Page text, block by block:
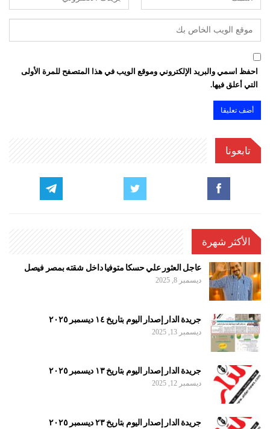
احفظ اسمي والبريد الإلكتروني وموقع الويب في هذا المتصفح للمرة الأولى
التي أعلق فيها.
تابعونا
الأكثر شهرة
عاجل العثور علي حسكا متوفيا داخل شقته بمصر فيصل
ديسمبر 8, 2025
جريدة الدار إصدار اليوم بتاريخ ١٤ ديسمبر ٢٠٢٥
ديسمبر 13, 2025
جريدة الدار إصدار اليوم بتاريخ ١٣ ديسمبر ٢٠٢٥
ديسمبر 12, 2025
جريدة الدار إصدار اليوم بتاريخ ٢٣ ديسمبر ٢٠٢٥